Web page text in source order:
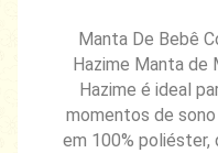
Manta De Bebê
Hazime Manta de
Hazime é ideal
momentos de
em 100%